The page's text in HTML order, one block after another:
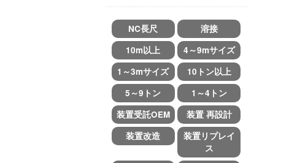
NC長尺
溶接
10m以上
4～9mサイズ
1～3mサイズ
10トン以上
5～9トン
1～4トン
装置受託OEM
装置 再設計
装置改造
装置リプレイ
ス